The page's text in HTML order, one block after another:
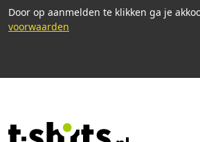
Door op aanmelden te klikken ga je
voorwaarden